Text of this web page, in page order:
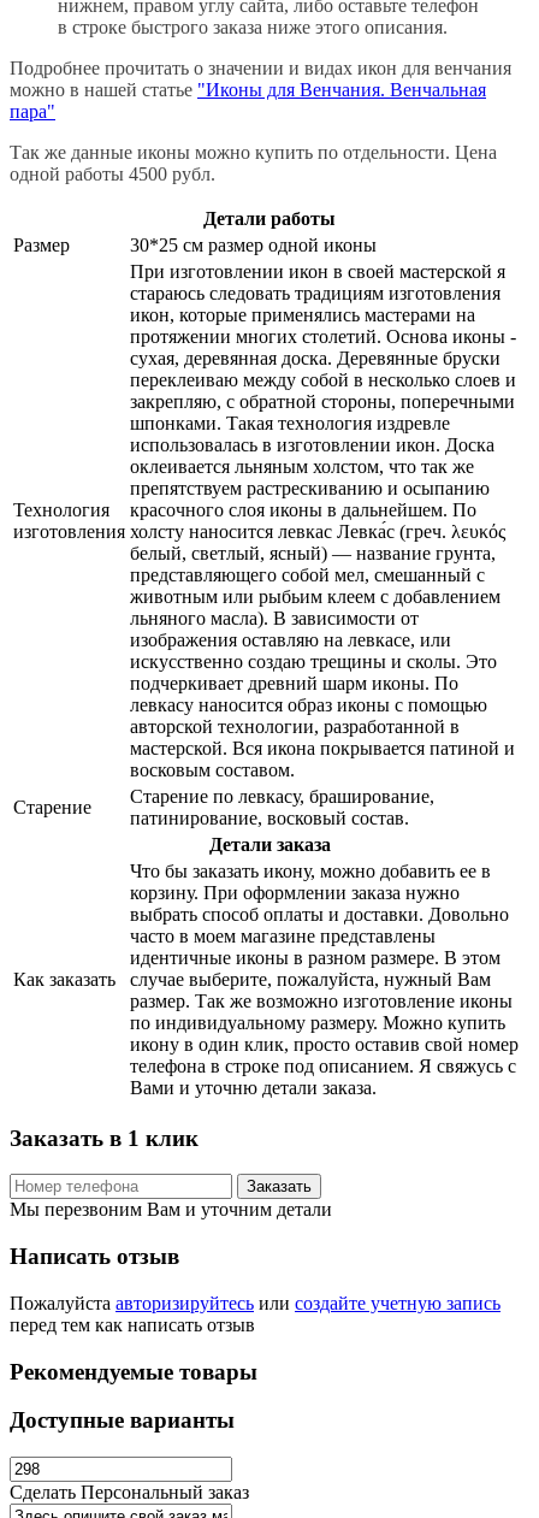
нижнем, правом углу сайта, либо оставьте телефон
в строке быстрого заказа ниже этого описания.
Подробнее прочитать о значении и видах икон для венчания
можно в нашей статье "Иконы для Венчания. Венчальная
пара"
Так же данные иконы можно купить по отдельности. Цена
одной работы 4500 рубл.
Детали работы
Размер
30*25 см размер одной иконы
Технология
изготовления
При изготовлении икон в своей мастерской я
стараюсь следовать традициям изготовления
икон, которые применялись мастерами на
протяжении многих столетий. Основа иконы -
сухая, деревянная доска. Деревянные бруски
переклеиваю между собой в несколько слоев и
закрепляю, с обратной стороны, поперечными
шпонками. Такая технология издревле
использовалась в изготовлении икон. Доска
оклеивается льняным холстом, что так же
препятствуем растрескиванию и осыпанию
красочного слоя иконы в дальнейшем. По
холсту наносится левкас Левка́с (греч. λευκός
белый, светлый, ясный) — название грунта,
представляющего собой мел, смешанный с
животным или рыбьим клеем с добавлением
льняного масла). В зависимости от
изображения оставляю на левкасе, или
искусственно создаю трещины и сколы. Это
подчеркивает древний шарм иконы. По
левкасу наносится образ иконы с помощью
авторской технологии, разработанной в
мастерской. Вся икона покрывается патиной и
восковым составом.
Старение
Старение по левкасу, браширование,
патинирование, восковый состав.
Детали заказа
Как заказать
Что бы заказать икону, можно добавить ее в
корзину. При оформлении заказа нужно
выбрать способ оплаты и доставки. Довольно
часто в моем магазине представлены
идентичные иконы в разном размере. В этом
случае выберите, пожалуйста, нужный Вам
размер. Так же возможно изготовление иконы
по индивидуальному размеру. Можно купить
икону в один клик, просто оставив свой номер
телефона в строке под описанием. Я свяжусь с
Вами и уточню детали заказа.
Заказать в 1 клик
Заказать
Мы перезвоним Вам и уточним детали
Написать отзыв
Пожалуйста авторизируйтесь или создайте учетную запись
перед тем как написать отзыв
Рекомендуемые товары
Доступные варианты
Сделать Персональный заказ